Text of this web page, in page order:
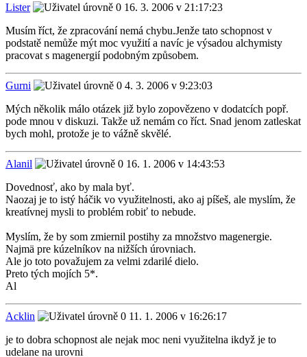
Lister
16. 3. 2006 v 21:17:23
Musím říct, že zpracování nemá chybu.Jenže tato schopnost v
podstatě nemůže mýt moc využití a navíc je výsadou alchymisty
pracovat s magenergií podobným způsobem.
Gurni
4. 3. 2006 v 9:23:03
Mých několik málo otázek již bylo zopovězeno v dodatcích popř.
pode mnou v diskuzi. Takže už nemám co říct. Snad jenom zatleskat
bych mohl, protože je to vážně skvělé.
Alanil
16. 1. 2006 v 14:43:53
Dovednosť, ako by mala byť.
Naozaj je to istý háčik vo využitelnosti, ako aj píšeš, ale myslím, že
kreatívnej mysli to problém robiť to nebude.
Myslím, že by som zmiernil postihy za množstvo magenergie.
Najmä pre kúzelníkov na nižších úrovniach.
Ale jo toto považujem za velmi zdarilé dielo.
Preto tých mojích 5*.
Al
Acklin
11. 1. 2006 v 16:26:17
je to dobra schopnost ale nejak moc neni využitelna ikdyž je to
udelane na urovni